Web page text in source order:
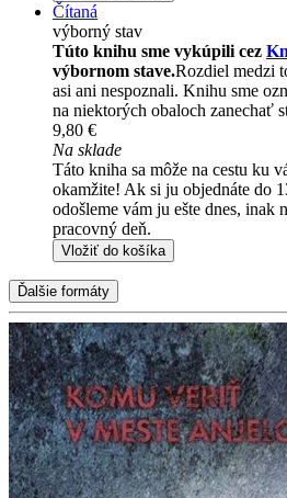
Čítaná
výborný stav
Túto knihu sme vykúpili cez
výbornom stave.Rozdiel medzi
asi ani nespoznali. Knihu sme
na niektorých obaloch zanechať
9,80 €
Na sklade
Táto kniha sa môže na cestu ku
okamžite! Ak si ju objednáte do
odošleme vám ju ešte dnes, inak
pracovný deň.
Vložiť do košíka
Ďalšie formáty